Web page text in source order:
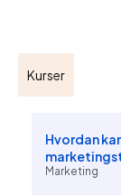
Kurser
Hvordan
Marketing